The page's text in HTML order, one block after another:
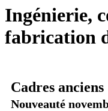
Ingénierie,
fabrication
Cadres anciens
Nouveauté